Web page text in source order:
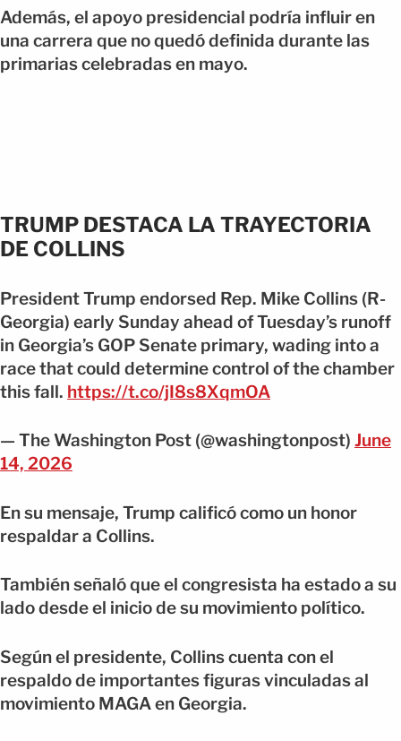
Además, el apoyo presidencial podría influir en
una carrera que no quedó definida durante las
primarias celebradas en mayo.
TRUMP DESTACA LA TRAYECTORIA
DE COLLINS
President Trump endorsed Rep. Mike Collins (R-
Georgia) early Sunday ahead of Tuesday’s runoff
in Georgia’s GOP Senate primary, wading into a
race that could determine control of the chamber
this fall. https://t.co/jI8s8XqmOA
— The Washington Post (@washingtonpost) June
14, 2026
En su mensaje, Trump calificó como un honor
respaldar a Collins.
También señaló que el congresista ha estado a su
lado desde el inicio de su movimiento político.
Según el presidente, Collins cuenta con el
respaldo de importantes figuras vinculadas al
movimiento MAGA en Georgia.